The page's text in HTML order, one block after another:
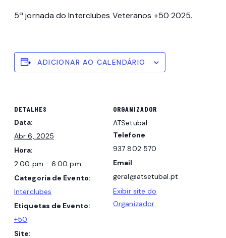
5ª jornada do Interclubes Veteranos +50 2025.
ADICIONAR AO CALENDÁRIO
DETALHES
Data:
Abr 6, 2025
Hora:
2:00 pm - 6:00 pm
Categoria de Evento:
Interclubes
Etiquetas de Evento:
+50
Site:
ORGANIZADOR
ATSetubal
Telefone
937 802 570
Email
geral@atsetubal.pt
Exibir site do
Organizador